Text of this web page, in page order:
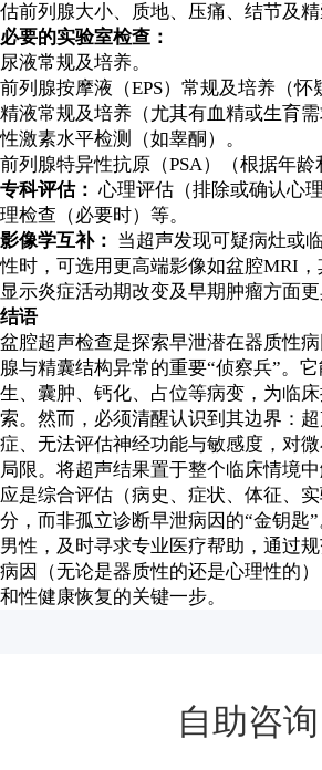
估前列腺大小、质地、压痛、结节及精
必要的实验室检查：
尿液常规及培养。
前列腺按摩液（EPS）常规及培养（怀
精液常规及培养（尤其有血精或生育需
性激素水平检测（如睾酮）。
前列腺特异性抗原（PSA）（根据年龄
专科评估： 心理评估（排除或确认心
理检查（必要时）等。
影像学互补： 当超声发现可疑病灶或
性时，可选用更高端影像如盆腔MRI，
显示炎症活动期改变及早期肿瘤方面更
结语
盆腔超声检查是探索早泄潜在器质性
腺与精囊结构异常的重要“侦察兵”。
生、囊肿、钙化、占位等病变，为临
索。然而，必须清醒认识到其边界：
症、无法评估神经功能与敏感度，对
局限。将超声结果置于整个临床情境
应是综合评估（病史、症状、体征、
分，而非孤立诊断早泄病因的“金钥匙
男性，及时寻求专业医疗帮助，通过
病因（无论是器质性的还是心理性的
和性健康恢复的关键一步。
自助咨询